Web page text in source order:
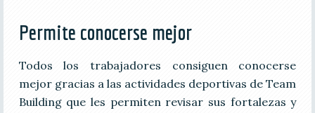
Permite conocerse mejor
Todos los trabajadores consiguen conocerse
mejor gracias a las actividades deportivas de Team
Building que les permiten revisar sus fortalezas y